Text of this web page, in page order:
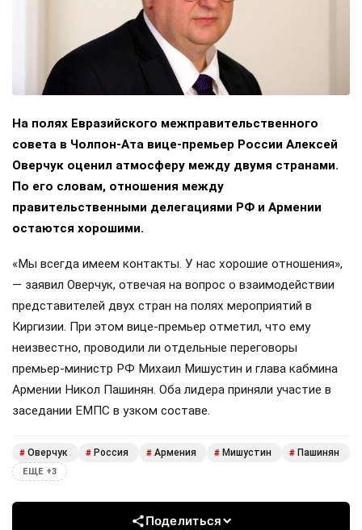
На полях Евразийского межправительственного
совета в Чолпон-Ата вице-премьер России Алексей
Оверчук оценил атмосферу между двумя странами.
По его словам, отношения между
правительственными делегациями РФ и Армении
остаются хорошими.
«Мы всегда имеем контакты. У нас хорошие отношения»,
— заявил Оверчук, отвечая на вопрос о взаимодействии
представителей двух стран на полях мероприятий в
Киргизии. При этом вице-премьер отметил, что ему
неизвестно, проводили ли отдельные переговоры
премьер-министр РФ Михаил Мишустин и глава кабмина
Армении Никол Пашинян. Оба лидера приняли участие в
заседании ЕМПС в узком составе.
# Оверчук # Россия # Армения # Мишустин # Пашинян
ЕЩЕ +3
Поделиться